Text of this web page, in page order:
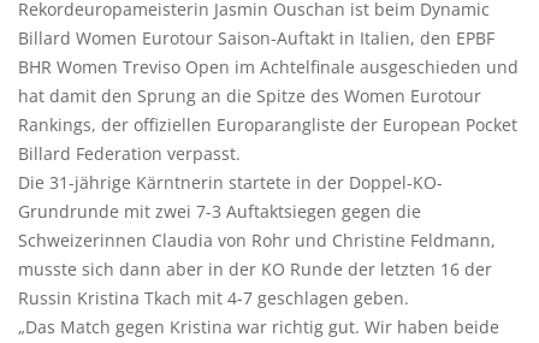
Rekordeuropameisterin Jasmin Ouschan ist beim Dynamic
Billard Women Eurotour Saison-Auftakt in Italien, den EPBF
BHR Women Treviso Open im Achtelfinale ausgeschieden und
hat damit den Sprung an die Spitze des Women Eurotour
Rankings, der offiziellen Europarangliste der European Pocket
Billard Federation verpasst.
Die 31-jährige Kärntnerin startete in der Doppel-KO-
Grundrunde mit zwei 7-3 Auftaktsiegen gegen die
Schweizerinnen Claudia von Rohr und Christine Feldmann,
musste sich dann aber in der KO Runde der letzten 16 der
Russin Kristina Tkach mit 4-7 geschlagen geben.
„Das Match gegen Kristina war richtig gut. Wir haben beide